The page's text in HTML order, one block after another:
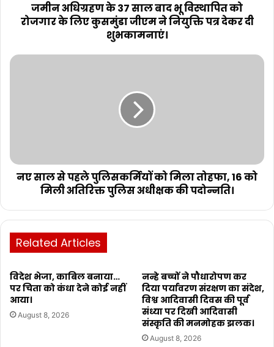
जमीन अधिग्रहण के 37 साल बाद भू विस्थापित को
रोजगार के लिए कुसमुंडा जीएम ने नियुक्ति पत्र देकर दी
शुभकामनाएं।
नए साल से पहले पुलिसकर्मियों को मिला तोहफा, 16 को
मिली अतिरिक्त पुलिस अधीक्षक की पदोन्नति।
Related Articles
विदेश भेजा, काबिल बनाया…
पर चिता को कंधा देने कोई नहीं
आया।
August 8, 2026
नन्हे बच्चों ने पौधारोपण कर
दिया पर्यावरण संरक्षण का संदेश,
विश्व आदिवासी दिवस की पूर्व
संध्या पर दिखी आदिवासी
संस्कृति की मनमोहक झलक।
August 8, 2026